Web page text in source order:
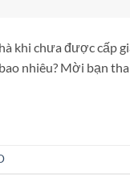
khi chưa được cấp
nhiêu? Mời bạn